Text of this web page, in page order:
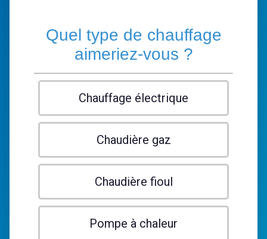
Quel type de chauffage
aimeriez-vous ?
Chauffage électrique
Chaudière gaz
Chaudière fioul
Pompe à chaleur